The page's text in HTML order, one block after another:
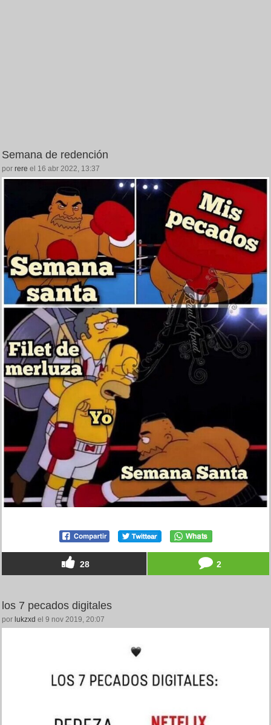
Semana de redención
por rere el 16 abr 2022, 13:37
28 2
los 7 pecados digitales
por lukzxd el 9 nov 2019, 20:07